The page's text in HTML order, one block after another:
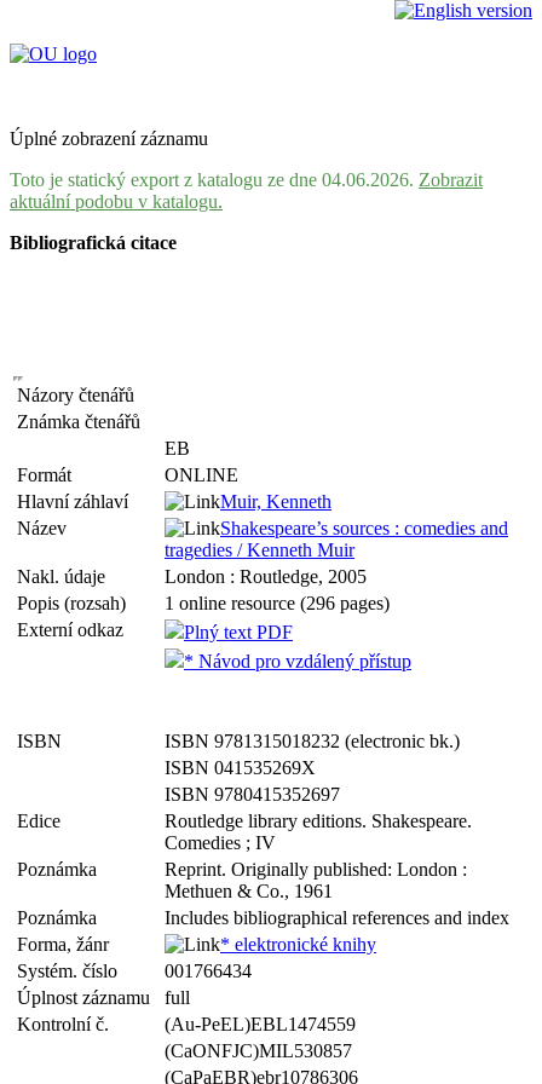
Úplné zobrazení záznamu
Toto je statický export z katalogu ze dne 04.06.2026. Zobrazit
aktuální podobu v katalogu.
Bibliografická citace
Názory čtenářů
Známka čtenářů
EB
Formát
ONLINE
Hlavní záhlaví
Muir, Kenneth
Název
Shakespeare’s sources : comedies and
tragedies / Kenneth Muir
Nakl. údaje
London : Routledge, 2005
Popis (rozsah)
1 online resource (296 pages)
Externí odkaz
Plný text PDF
* Návod pro vzdálený přístup
ISBN
ISBN 9781315018232 (electronic bk.)
ISBN 041535269X
ISBN 9780415352697
Edice
Routledge library editions. Shakespeare.
Comedies ; IV
Poznámka
Reprint. Originally published: London :
Methuen & Co., 1961
Poznámka
Includes bibliographical references and index
Forma, žánr
* elektronické knihy
Systém. číslo
001766434
Úplnost záznamu
full
Kontrolní č.
(Au-PeEL)EBL1474559
(CaONFJC)MIL530857
(CaPaEBR)ebr10786306